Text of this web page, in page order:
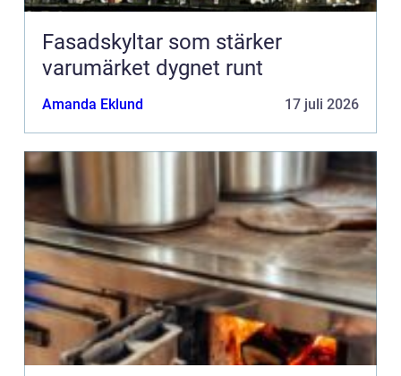
Fasadskyltar som stärker
varumärket dygnet runt
Amanda Eklund 17 juli 2026